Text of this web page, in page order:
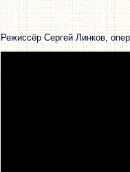
Режиссёр Сергей Линков,